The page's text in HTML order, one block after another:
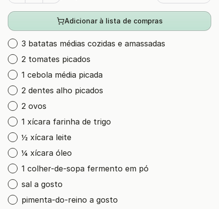
Adicionar à lista de compras
3 batatas médias cozidas e amassadas
2 tomates picados
1 cebola média picada
2 dentes alho picados
2 ovos
1 xícara farinha de trigo
½ xícara leite
¼ xícara óleo
1 colher-de-sopa fermento em pó
sal a gosto
pimenta-do-reino a gosto